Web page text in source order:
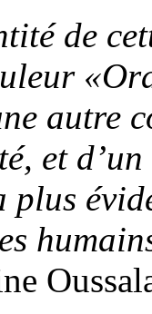
de
autre
et